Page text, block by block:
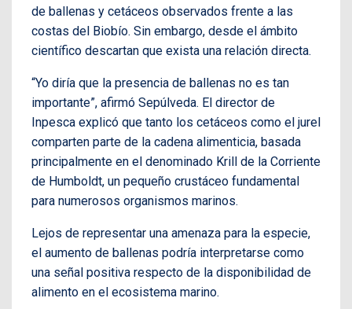
de ballenas y cetáceos observados frente a las
costas del Biobío. Sin embargo, desde el ámbito
científico descartan que exista una relación directa.
“Yo diría que la presencia de ballenas no es tan
importante”, afirmó Sepúlveda. El director de
Inpesca explicó que tanto los cetáceos como el jurel
comparten parte de la cadena alimenticia, basada
principalmente en el denominado Krill de la Corriente
de Humboldt, un pequeño crustáceo fundamental
para numerosos organismos marinos.
Lejos de representar una amenaza para la especie,
el aumento de ballenas podría interpretarse como
una señal positiva respecto de la disponibilidad de
alimento en el ecosistema marino.